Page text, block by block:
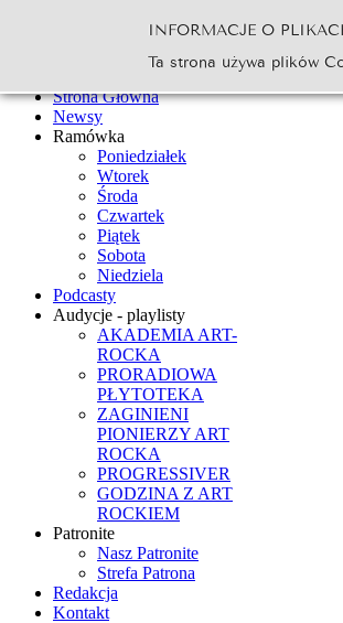
Go
Strona Główna
Newsy
Ramówka
Poniedziałek
Wtorek
Środa
Czwartek
Piątek
Sobota
Niedziela
Podcasty
Audycje - playlisty
AKADEMIA ART-
ROCKA
PRORADIOWA
PŁYTOTEKA
ZAGINIENI
PIONIERZY ART
ROCKA
PROGRESSIVER
GODZINA Z ART
ROCKIEM
Patronite
Nasz Patronite
Strefa Patrona
Redakcja
Kontakt
INFORMACJE O
Ta strona używa plików